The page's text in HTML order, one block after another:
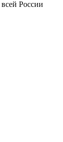
России